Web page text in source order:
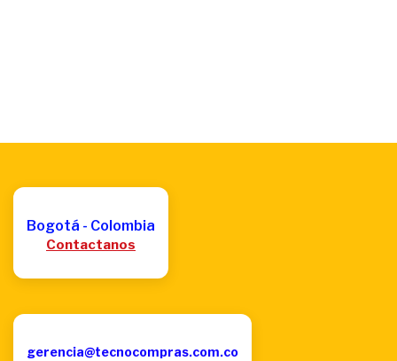
Bogotá - Colombia
Contactanos
gerencia@tecnocompras.com.co